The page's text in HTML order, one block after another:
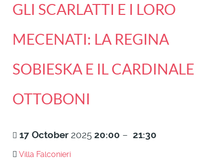
GLI SCARLATTI E I LORO
MECENATI: LA REGINA
SOBIESKA E IL CARDINALE
OTTOBONI
17 October 2025 20:00 – 21:30
Villa Falconieri